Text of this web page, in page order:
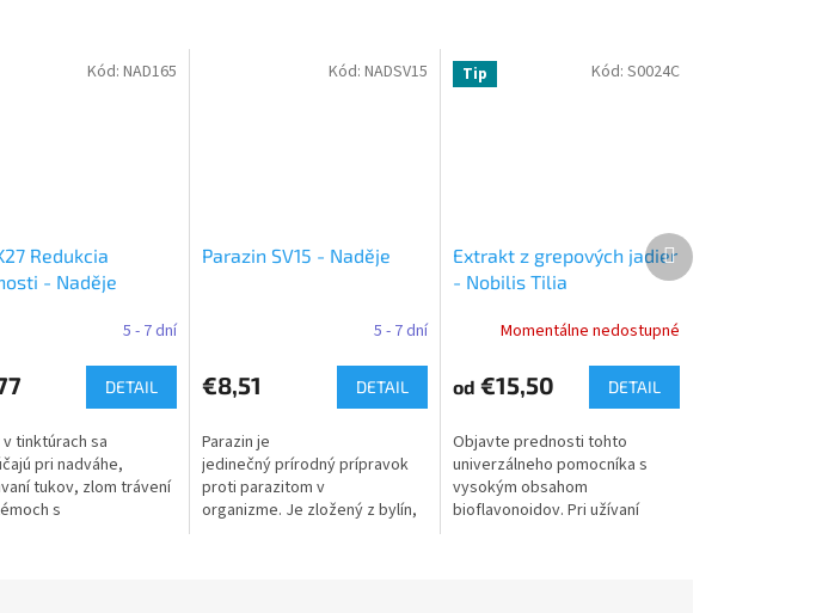
Redukcia
- Naděje
5 - 7 dní
DETAIL
tinktúrach sa
pri nadváhe,
tukov, zlom trávení
s
Kód: NAD165
Parazin SV15 - Naděje
5 - 7 dní
€8,51 DETAIL
Parazin je
jedinečný prírodný prípravok
proti parazitom v
organizme. Je zložený z bylín,
Kód:NADSV15 Tip
Extrakt z grepových jadier
- Nobilis Tilia
Momentálne nedostupné
od €15,50 DETAIL
Objavte prednosti tohto
univerzálneho pomocníka s
vysokým obsahom
bioflavonoidov. Pri užívaní
Kód: S0024C
Ďalší
produkt